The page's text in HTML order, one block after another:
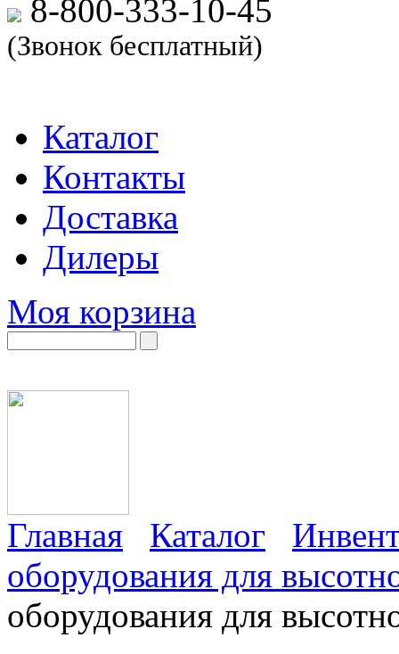
8-800-333-10-45
(Звонок бесплатный)
Каталог
Контакты
Доставка
Дилеры
Моя корзина
Главная Каталог
оборудования для
оборудования для